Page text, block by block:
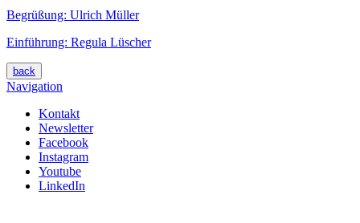
Begrüßung: Ulrich Müller
Einführung: Regula Lüscher
back
Navigation
Kontakt
Newsletter
Facebook
Instagram
Youtube
LinkedIn